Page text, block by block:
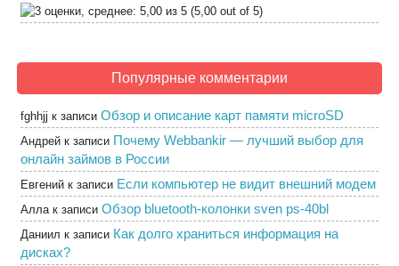
(5,00 out of 5)
Популярные комментарии
fghhjj к записи Обзор и описание карт памяти microSD
Андрей к записи Почему Webbankir — лучший выбор для
онлайн займов в России
Евгений к записи Если компьютер не видит внешний модем
Аллак записи Обзор bluetooth-колонки sven ps-40bl
Даниил к записи Как долго храниться информация на
дисках?